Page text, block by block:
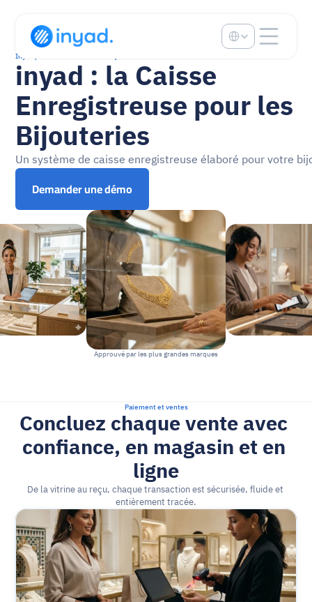
Inyad pour les détaillants en bijoux
inyad : la Caisse
Enregistreuse pour les
Bijouteries
Un système de caisse enregistreuse élaboré pour votre
Demander une démo
Approuvé par les plus grandes marques
Paiement et ventes
Concluez chaque vente avec
confiance, en magasin et en
ligne
De la vitrine au reçu, chaque transaction est sécurisée, fluide et
entièrement tracée.
Select Language